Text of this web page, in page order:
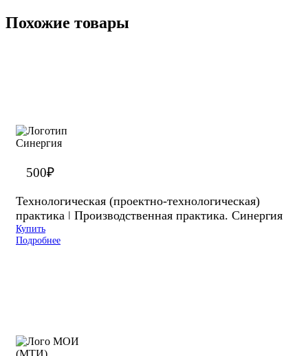
Похожие товары
500₽
Технологическая (проектно-технологическая)
практика ǀ Производственная практика. Синергия
Купить
Подробнее